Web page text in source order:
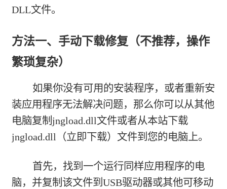
DLL文件。
方法一、手动下载修复（不推荐，操作
繁琐复杂）
如果你没有可用的安装程序，或者重新安
装应用程序无法解决问题，那么你可以从其他
电脑复制jngload.dll文件或者从本站下载
jngload.dll（立即下载） 文件到您的电脑上。
首先，找到一个运行同样应用程序的电
脑，并复制该文件到USB驱动器或其他可移动